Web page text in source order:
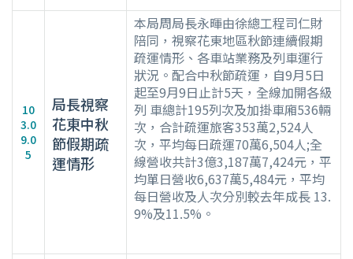
10
3.0
9.0
5
局長視察
花東中秋
節假期疏
運情形
本局周局長永暉由徐總工程司仁財
陪同，視察花東地區秋節連續假期
疏運情形、各車站業務及列車運行
狀況。配合中秋節疏運，自9月5日
起至9月9日止計5天，全線加開各級
列 車總計195列次及加掛車廂536輛
次，合計疏運旅客353萬2,524人
次，平均每日疏運70萬6,504人;全
線營收共計3億3,187萬7,424元，平
均單日營收6,637萬5,484元，平均
每日營收及人次分別較去年成長 13.
9%及11.5%。